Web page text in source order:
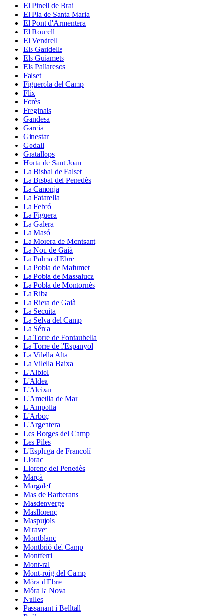
El Pinell de Brai
El Pla de Santa Maria
El Pont d'Armentera
El Rourell
El Vendrell
Els Garidells
Els Guiamets
Els Pallaresos
Falset
Figuerola del Camp
Flix
Forès
Freginals
Gandesa
Garcia
Ginestar
Godall
Gratallops
Horta de Sant Joan
La Bisbal de Falset
La Bisbal del Penedès
La Canonja
La Fatarella
La Febró
La Figuera
La Galera
La Masó
La Morera de Montsant
La Nou de Gaià
La Palma d'Ebre
La Pobla de Mafumet
La Pobla de Massaluca
La Pobla de Montornès
La Riba
La Riera de Gaià
La Secuita
La Selva del Camp
La Sénia
La Torre de Fontaubella
La Torre de l'Espanyol
La Vilella Alta
La Vilella Baixa
L'Albiol
L'Aldea
L'Aleixar
L'Ametlla de Mar
L'Ampolla
L'Arboç
L'Argentera
Les Borges del Camp
Les Piles
L'Espluga de Francolí
Llorac
Llorenç del Penedès
Marçà
Margalef
Mas de Barberans
Masdenverge
Masllorenç
Maspujols
Miravet
Montblanc
Montbrió del Camp
Montferri
Mont-ral
Mont-roig del Camp
Móra d'Ebre
Móra la Nova
Nulles
Passanant i Belltall